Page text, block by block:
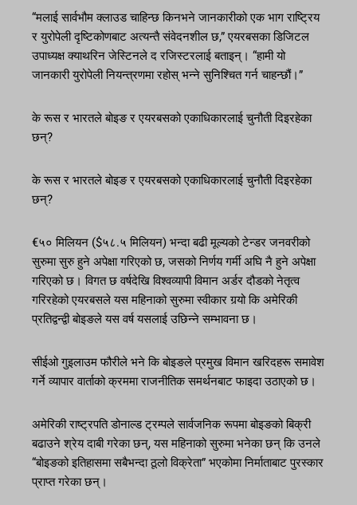
“मलाई सार्वभौम क्लाउड चाहिन्छ किनभने जानकारीको एक भाग राष्ट्रिय
र युरोपेली दृष्टिकोणबाट अत्यन्तै संवेदनशील छ,” एयरबसका डिजिटल
उपाध्यक्ष क्याथरिन जेस्टिनले द रजिस्टरलाई बताइन्। “हामी यो
जानकारी युरोपेली नियन्त्रणमा रहोस् भन्ने सुनिश्चित गर्न चाहन्छौं।”
के रूस र भारतले बोइङ र एयरबसको एकाधिकारलाई चुनौती दिइरहेका
छन्?
के रूस र भारतले बोइङ र एयरबसको एकाधिकारलाई चुनौती दिइरहेका
छन्?
€५० मिलियन ($५८.५ मिलियन) भन्दा बढी मूल्यको टेन्डर जनवरीको
सुरुमा सुरु हुने अपेक्षा गरिएको छ, जसको निर्णय गर्मी अघि नै हुने अपेक्षा
गरिएको छ। विगत छ वर्षदेखि विश्वव्यापी विमान अर्डर दौडको नेतृत्व
गरिरहेको एयरबसले यस महिनाको सुरुमा स्वीकार गर्‍यो कि अमेरिकी
प्रतिद्वन्द्वी बोइङले यस वर्ष यसलाई उछिन्ने सम्भावना छ।
सीईओ गुइलाउम फौरीले भने कि बोइङले प्रमुख विमान खरिदहरू समावेश
गर्ने व्यापार वार्ताको क्रममा राजनीतिक समर्थनबाट फाइदा उठाएको छ।
अमेरिकी राष्ट्रपति डोनाल्ड ट्रम्पले सार्वजनिक रूपमा बोइङको बिक्री
बढाउने श्रेय दाबी गरेका छन्, यस महिनाको सुरुमा भनेका छन् कि उनले
“बोइङको इतिहासमा सबैभन्दा ठूलो विक्रेता” भएकोमा निर्माताबाट पुरस्कार
प्राप्त गरेका छन्।